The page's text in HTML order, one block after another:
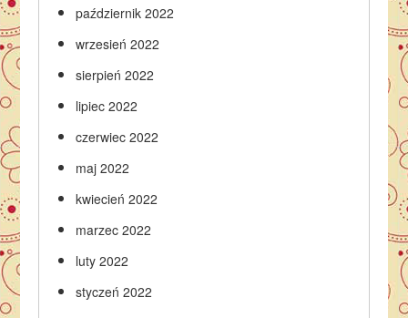
październik 2022
wrzesień 2022
sierpień 2022
lipiec 2022
czerwiec 2022
maj 2022
kwiecień 2022
marzec 2022
luty 2022
styczeń 2022